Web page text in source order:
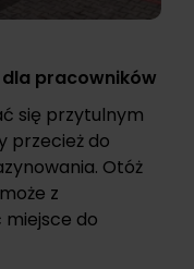
pracowników
się przytulnym
przecież do
Otóż
z
do